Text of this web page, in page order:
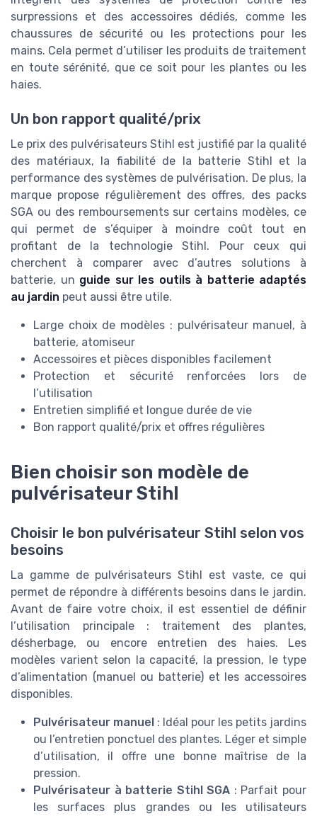
surpressions et des accessoires dédiés, comme les
chaussures de sécurité ou les protections pour les
mains. Cela permet d’utiliser les produits de traitement
en toute sérénité, que ce soit pour les plantes ou les
haies.
Un bon rapport qualité/prix
Le prix des pulvérisateurs Stihl est justifié par la qualité
des matériaux, la fiabilité de la batterie Stihl et la
performance des systèmes de pulvérisation. De plus, la
marque propose régulièrement des offres, des packs
SGA ou des remboursements sur certains modèles, ce
qui permet de s’équiper à moindre coût tout en
profitant de la technologie Stihl. Pour ceux qui
cherchent à comparer avec d’autres solutions à
batterie, un guide sur les outils à batterie adaptés
au jardin peut aussi être utile.
Large choix de modèles : pulvérisateur manuel, à
batterie, atomiseur
Accessoires et pièces disponibles facilement
Protection et sécurité renforcées lors de
l’utilisation
Entretien simplifié et longue durée de vie
Bon rapport qualité/prix et offres régulières
Bien choisir son modèle de
pulvérisateur Stihl
Choisir le bon pulvérisateur Stihl selon vos
besoins
La gamme de pulvérisateurs Stihl est vaste, ce qui
permet de répondre à différents besoins dans le jardin.
Avant de faire votre choix, il est essentiel de définir
l’utilisation principale : traitement des plantes,
désherbage, ou encore entretien des haies. Les
modèles varient selon la capacité, la pression, le type
d’alimentation (manuel ou batterie) et les accessoires
disponibles.
Pulvérisateur manuel : Idéal pour les petits jardins
ou l’entretien ponctuel des plantes. Léger et simple
d’utilisation, il offre une bonne maîtrise de la
pression.
Pulvérisateur à batterie Stihl SGA : Parfait pour
les surfaces plus grandes ou les utilisateurs